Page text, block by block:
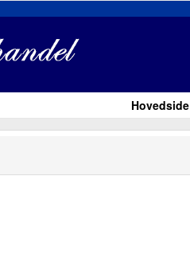
Hovedside